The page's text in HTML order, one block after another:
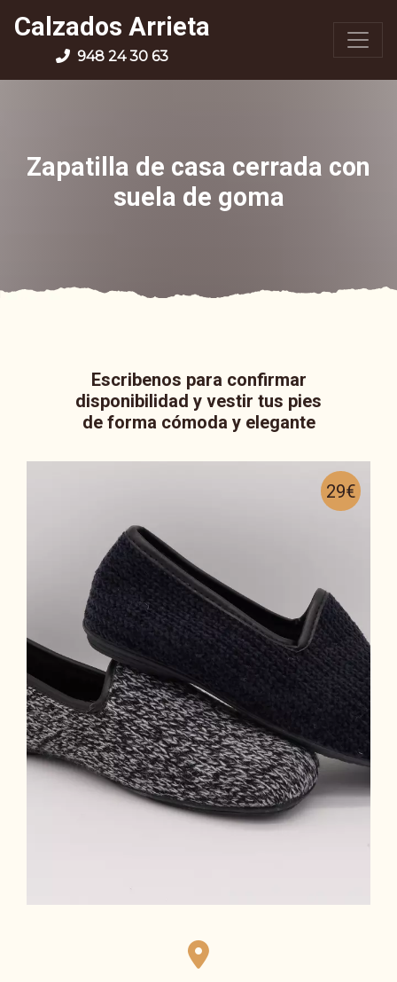
Calzados Arrieta
948 24 30 63
Zapatilla de casa cerrada con
suela de goma
Escribenos para confirmar
disponibilidad y vestir tus pies
de forma cómoda y elegante
29€